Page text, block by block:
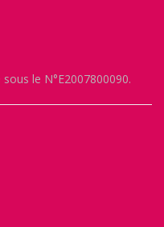
le N°E2007800090.